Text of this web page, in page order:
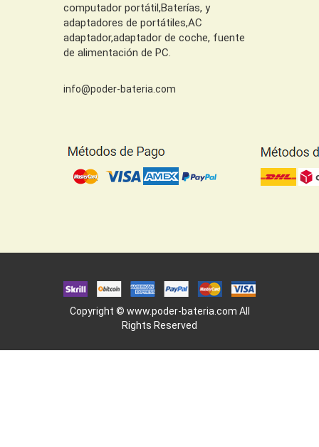
computador portátil,Baterías, y
adaptadores de portátiles,AC
adaptador,adaptador de coche, fuente
de alimentación de PC.
info@poder-bateria.com
Copyright © www.poder-bateria.com All
Rights Reserved